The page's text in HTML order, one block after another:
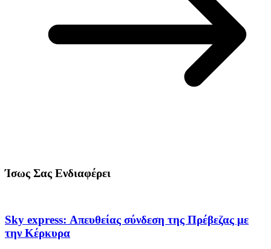
Ίσως Σας Ενδιαφέρει
Sky express: Απευθείας σύνδεση της Πρέβεζας με
την Κέρκυρα